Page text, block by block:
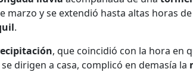
marzo y se extendió hasta altas horas
.
, que coincidió con la hora en
se dirigen a casa, complicó en demasía la